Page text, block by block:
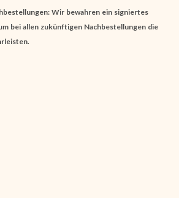
Wir bewahren ein signiertes
bei allen zukünftigen Nachbestellungen die